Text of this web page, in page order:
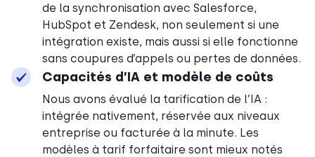
de la synchronisation avec Salesforce,
HubSpot et Zendesk, non seulement si une
intégration existe, mais aussi si elle fonctionne
sans coupures d’appels ou pertes de données.
Capacités d’IA et modèle de coûts
Nous avons évalué la tarification de l’IA :
intégrée nativement, réservée aux niveaux
entreprise ou facturée à la minute. Les
modèles à tarif forfaitaire sont mieux notés